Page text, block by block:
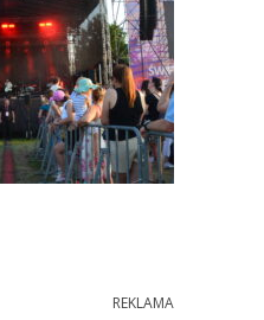
REKLAMA